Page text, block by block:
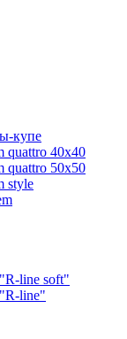
купе
quattro 40x40
quattro 50x50
style
line soft"
line"